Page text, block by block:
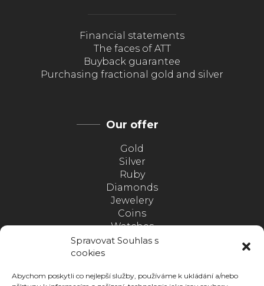
Spravovat Souhlas s
cookies
Abychom poskytli co nejlepší služby, používáme k ukládání a/nebo
Financial statements
The faces of ATT
Buyback guarantee
Purchasing fractional gold and silver
Our offer
Gold
Silver
Ruby
Diamonds
Jewelery
Coins
Watches
Medals